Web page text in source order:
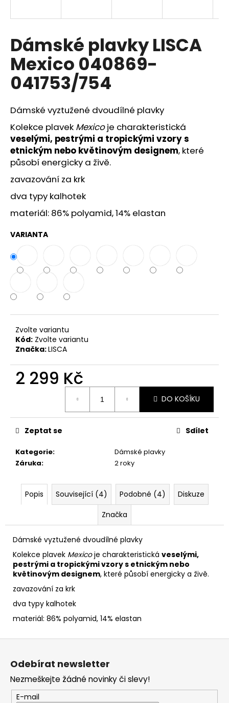
Dámské plavky LISCA
Mexico 040869-
041753/754
Dámské vyztužené dvoudílné plavky
Kolekce plavek Mexicoje charakteristická
veselými, pestrými a tropickými vzory s
etnickým nebo květinovým designem, které
působí energicky a živě.
zavazování za krk
dva typy kalhotek
materiál: 86% polyamid, 14% elastan
VARIANTA
Zvolte variantu
Kód: Zvolte variantu
Značka:LISCA
2 299 Kč
DO KOŠÍKU
Kategorie:
Dámské plavky
Záruka: 2 roky
Zeptat se Sdílet
Popis Související (4) Podobné (4)
Diskuze
Značka
Dámské vyztužené dvoudílné plavky
Kolekce plavek Mexicoje charakteristická veselými,
pestrými a tropickými vzory s etnickým nebo
květinovým designem, které působí energicky a živě.
zavazování za krk
dva typy kalhotek
materiál: 86% polyamid, 14% elastan
í
t
?
D
o
p
o
r
u
č
j
e
m
e
Z
Odebírat newsletter
Nezmeškejte žádné novinky či slevy!
E-mail